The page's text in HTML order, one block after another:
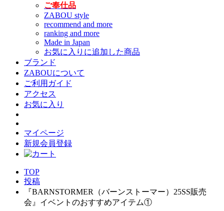
ご奉仕品
ZABOU style
recommend and more
ranking and more
Made in Japan
お気に入りに追加した商品
ブランド
ZABOUについて
ご利用ガイド
アクセス
お気に入り
マイページ
新規会員登録
TOP
投稿
『BARNSTORMER（バーンストーマー）25SS販売
会』イベントのおすすめアイテム①